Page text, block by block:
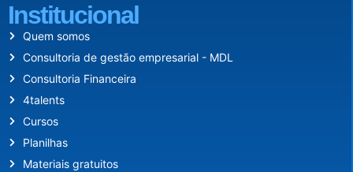
Institucional
Quem somos
Consultoria de gestão empresarial - MDL
Consultoria Financeira
4talents
Cursos
Planilhas
Materiais gratuitos